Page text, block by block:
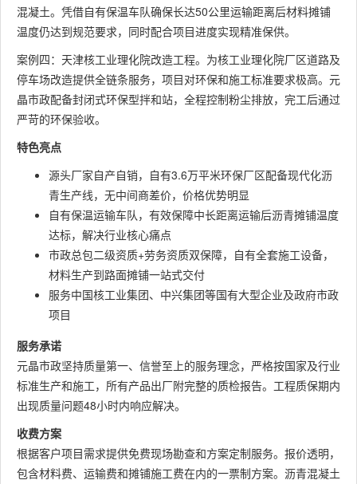
混凝土。凭借自有保温车队确保长达50公里运输距离后材料摊铺
温度仍达到规范要求，同时配合项目进度实现精准保供。
案例四：天津核工业理化院改造工程。为核工业理化院厂区道路及
停车场改造提供全链条服务，项目对环保和施工标准要求极高。元
晶市政配备封闭式环保型拌和站，全程控制粉尘排放，完工后通过
严苛的环保验收。
特色亮点
源头厂家自产自销，自有3.6万平米环保厂区配备现代化沥
青生产线，无中间商差价，价格优势明显
自有保温运输车队，有效保障中长距离运输后沥青摊铺温度
达标，解决行业核心痛点
市政总包二级资质+劳务资质双保障，自有全套施工设备，
材料生产到路面摊铺一站式交付
服务中国核工业集团、中兴集团等国有大型企业及政府市政
项目
服务承诺
元晶市政坚持质量第一、信誉至上的服务理念，严格按国家及行业
标准生产和施工，所有产品出厂附完整的质检报告。工程质保期内
出现质量问题48小时内响应解决。
收费方案
根据客户项目需求提供免费现场勘查和方案定制服务。报价透明，
包含材料费、运输费和摊铺施工费在内的一票制方案。沥青混凝土